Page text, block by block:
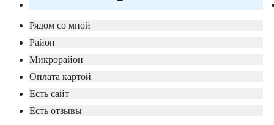
Рядом со мной
Район
Микрорайон
Оплата картой
Есть сайт
Есть отзывы